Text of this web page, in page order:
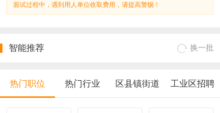
面试过程中，遇到用人单位收取费用，请提高警惕！
智能推荐 换一批
热门职位 热门行业 区县镇街道 工业区招聘